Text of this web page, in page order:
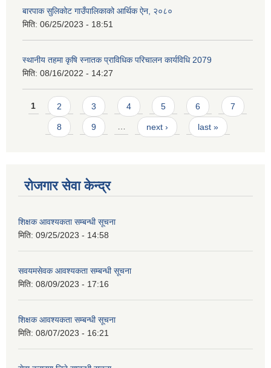
बारपाक सुलिकोट गाउँपालिकाको आर्थिक ऐन, २०८०
मिति: 06/25/2023 - 18:51
स्थानीय तहमा कृषि स्नातक प्राविधिक परिचालन कार्यविधि 2079
मिति: 08/16/2022 - 14:27
Pages
1 2 3 4 5 6 7
8 9 … next › last »
रोजगार सेवा केन्द्र
शिक्षक आवश्यकता सम्बन्धी सूचना
मिति: 09/25/2023 - 14:58
सवयमसेवक आवश्यकता सम्बन्धी सूचना
मिति: 08/09/2023 - 17:16
शिक्षक आवश्यकता सम्बन्धी सूचना
मिति: 08/07/2023 - 16:21